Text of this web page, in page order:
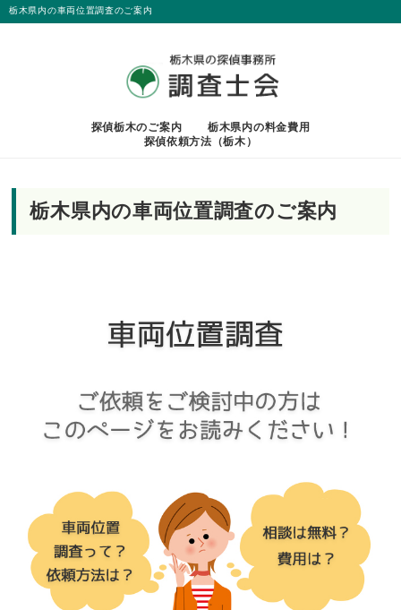
栃木県内の車両位置調査のご案内
栃木県内の車両位置調査のご案内
探偵栃木のご案内
栃木県内の料金費用
探偵依頼方法（栃木）